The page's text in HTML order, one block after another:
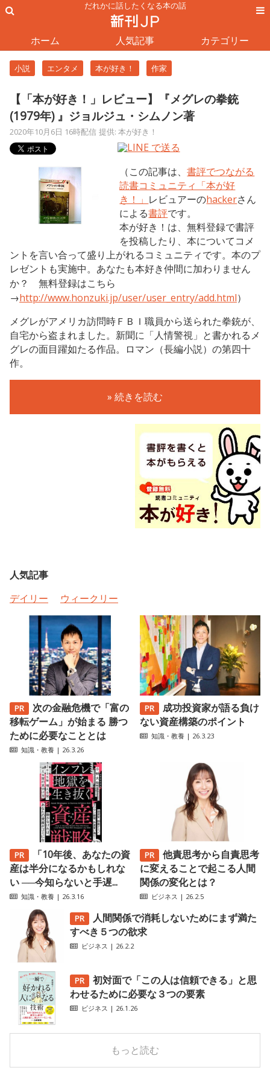
だれかに話したくなる本の話
ホーム 人気記事 カテゴリー
小説 エンタメ 本が好き！ 作家
【「本が好き！」レビュー】『メグレの拳銃
(1979年) 』ジョルジュ・シムノン著
2020年10月6日 16時配信 提供: 本が好き！
（この記事は、書評でつながる
読書コミュニティ「本が好
き！」 レビュアーのhackerさん
による書評です。
本が好き！は、無料登録で書評
を投稿したり、本についてコメ
ントを言い合って盛り上がれるコミュニティです。本のプ
レゼントも実施中。あなたも本好き仲間に加わりません
か？ 無料登録はこちら
→http://www.honzuki.jp/user/user_entry/add.html）
メグレがアメリカ訪問時ＦＢＩ職員から送られた拳銃が、
自宅から盗まれました。新聞に「人情警視」と書かれるメ
グレの面目躍如たる作品。ロマン（長編小説）の第四十
作。
» 続きを読む
人気記事
デイリー
ウィークリー
次の金融危機で「富の
移転ゲーム」が始まる 勝つ
ために必要なこととは
知識・教養 | 26.3.26
成功投資家が語る負け
ない資産構築のポイント
知識・教養 | 26.3.23
「10年後、あなたの資
産は半分になるかもしれな
い ──今知らないと手遅...
知識・教養 | 26.3.16
他責思考から自責思考
に変えることで起こる人間
関係の変化とは？
ビジネス | 26.2.5
人間関係で消耗しないためにまず満た
すべき５つの欲求
ビジネス | 26.2.2
初対面で「この人は信頼できる」と思
わせるために必要な３つの要素
ビジネス | 26.1.26
もっと読む